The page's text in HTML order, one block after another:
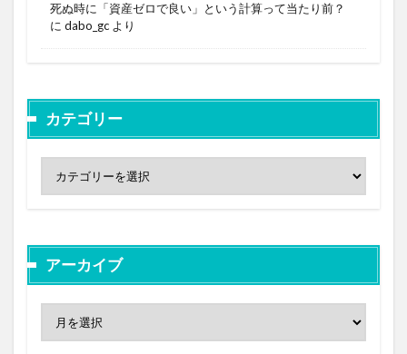
死ぬ時に「資産ゼロで良い」という計算って当たり前？
に dabo_gc より
カテゴリー
アーカイブ